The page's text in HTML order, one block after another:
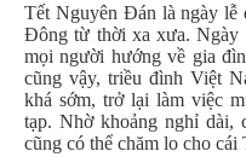
Tết Nguyên Đán là ngày lễ
Đông từ thời xa xưa. Ngày
mọi người hướng về gia
cũng vậy, triều đình Việt
khá sớm, trở lại làm việc
tạp. Nhờ khoảng nghỉ dài,
cũng có thể chăm lo cho cái